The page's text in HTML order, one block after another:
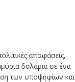
αποφάσεις,
δολάρια σε ένα
των υποψηφίων και